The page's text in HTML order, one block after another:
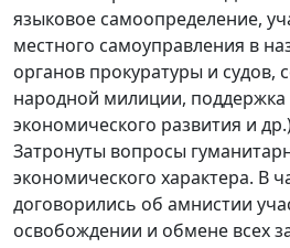
языковое самоопределение,
местного самоуправления в
органов прокуратуры и судов,
народной милиции,
экономического развития и
Затронуты вопросы
экономического характера. В
договорились об амнистии
освобождении и обмене всех